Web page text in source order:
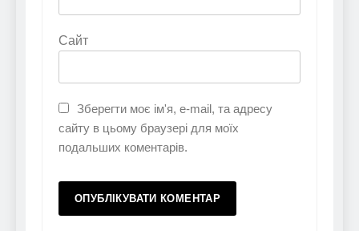
Сайт
Зберегти моє ім'я, e-mail, та адресу
сайту в цьому браузері для моїх
подальших коментарів.